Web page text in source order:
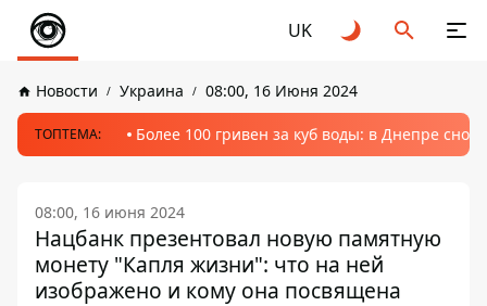
UK
Новости Украина 08:00, 16 Июня 2024
ТОПТЕМА: Более 100 гривен за куб воды: в Днепре
08:00, 16 июня 2024
Нацбанк презентовал новую памятную
монету "Капля жизни": что на ней
изображено и кому она посвящена